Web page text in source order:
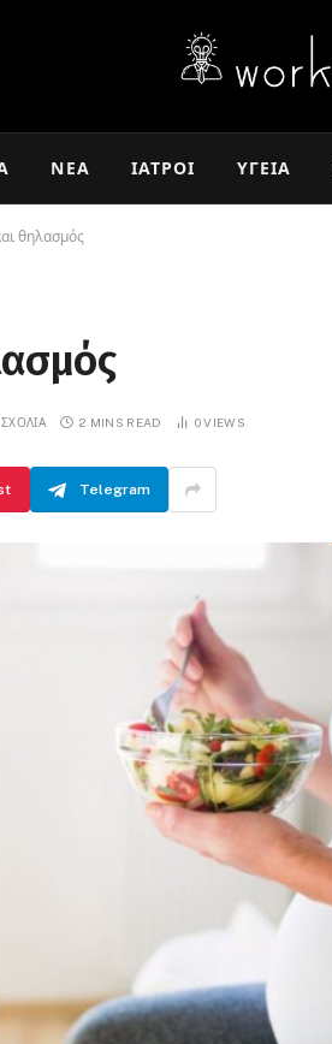
ΝΈΑ ΙΑΤΡΟΊ ΥΓΕΊΑ
θηλασμός
2 MINS READ 0VIEWS
Telegram